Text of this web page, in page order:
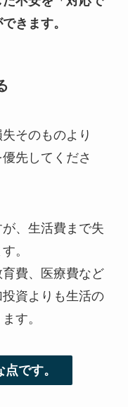
きます。
そのものより
先してくださ
、生活費まで失
。
費、医療費など
資よりも生活の
す。
です。